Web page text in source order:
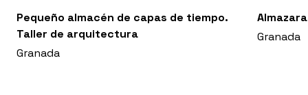
Pequeño almacén de capas de tiempo.
Taller de arquitectura
Granada
Granada